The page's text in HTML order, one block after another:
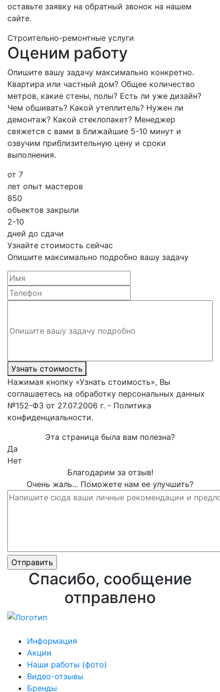
оставьте заявку на обратный звонок на нашем
сайте.
Строительно-ремонтные услуги
Оценим работу
Опишите вашу задачу максимально конкретно.
Квартира или частный дом? Общее количество
метров, какие стены, полы? Есть ли уже дизайн?
Чем обшивать? Какой утеплитель? Нужен ли
демонтаж? Какой стеклопакет? Менеджер
свяжется с вами в ближайшие 5-10 минут и
озвучим приблизительную цену и сроки
выполнения.
от 7
лет опыт мастеров
850
объектов закрыли
2-10
дней до сдачи
Узнайте стоимость сейчас
Опишите максимально подробно вашу задачу
Узнать стоимость
Нажимая кнопку «Узнать стоимость», Вы
соглашаетесь на обработку персональных данных
№152-ФЗ от 27.07.2006 г. - Политика
конфиденциальности.
Эта страница была вам полезна?
Да
Нет
Благодарим за отзыв!
Очень жаль... Поможете нам ее улучшить?
Спасибо, сообщение
отправлено
Информация
Акции
Наши работы (фото)
Видео-отзывы
Бренды